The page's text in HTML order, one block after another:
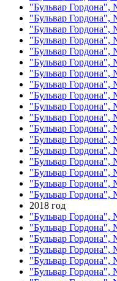
"Бульвар Гордона",
"Бульвар Гордона",
"Бульвар Гордона",
"Бульвар Гордона",
"Бульвар Гордона",
"Бульвар Гордона",
"Бульвар Гордона",
"Бульвар Гордона",
"Бульвар Гордона",
"Бульвар Гордона",
"Бульвар Гордона",
"Бульвар Гордона",
"Бульвар Гордона",
"Бульвар Гордона",
"Бульвар Гордона",
"Бульвар Гордона",
"Бульвар Гордона",
"Бульвар Гордона",
2018 год
"Бульвар Гордона",
"Бульвар Гордона",
"Бульвар Гордона",
"Бульвар Гордона",
"Бульвар Гордона",
"Бульвар Гордона",